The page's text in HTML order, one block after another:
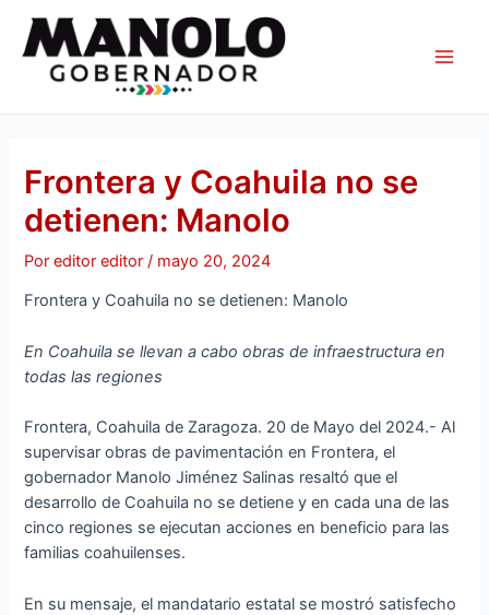
contenido
Frontera y Coahuila no se
detienen: Manolo
Poreditor editor/ mayo 20, 2024
Frontera y Coahuila no se detienen: Manolo
En Coahuila se llevan a cabo obras de infraestructura en
todas las regiones
Frontera, Coahuila de Zaragoza. 20 de Mayo del 2024.- Al
supervisar obras de pavimentación en Frontera, el
gobernador Manolo Jiménez Salinas resaltó que el
desarrollo de Coahuila no se detiene y en cada una de las
cinco regiones se ejecutan acciones en beneficio para las
familias coahuilenses.
En su mensaje, el mandatario estatal se mostró satisfecho
de
entradas